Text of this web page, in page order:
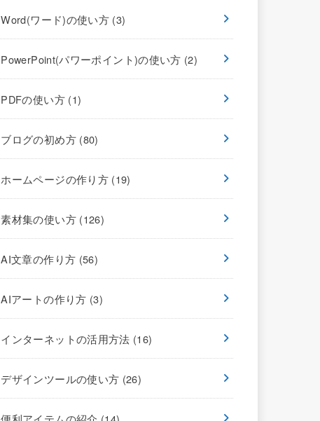
Word(ワード)の使い方 (3)
PowerPoint(パワーポイント)の使い方 (2)
PDFの使い方 (1)
ブログの初め方 (80)
ホームページの作り方 (19)
素材集の使い方 (126)
AI文章の作り方 (56)
AIアートの作り方 (3)
インターネットの活用方法 (16)
デザインツールの使い方 (26)